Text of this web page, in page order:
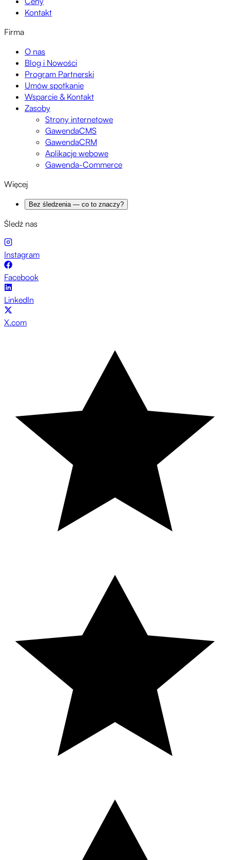
Kontakt
Firma
O nas
Blog i Nowości
Program Partnerski
Umów spotkanie
Wsparcie & Kontakt
Zasoby
Strony internetowe
GawendaCMS
GawendaCRM
Aplikacje webowe
Gawenda-Commerce
Więcej
Bez śledzenia — co to znaczy?
Śledź nas
Instagram
Facebook
LinkedIn
X.com